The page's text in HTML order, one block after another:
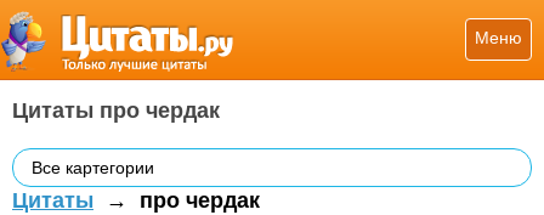
Меню
Цитаты про чердак
Все картегории
Цитаты → про чердак